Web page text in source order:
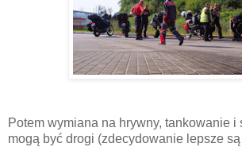
Potem wymiana na hrywny, tankowanie i
mogą być drogi (zdecydowanie lepsze